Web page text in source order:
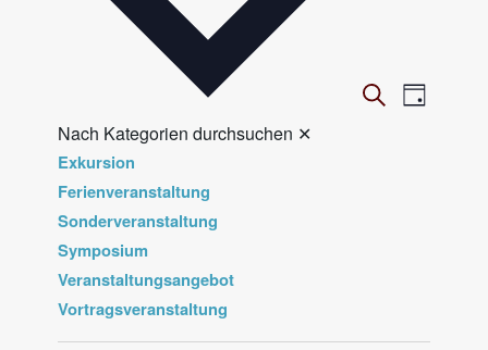
V
SucheTag
Nach Kategorien durchsuchen ✕
Exkursion
Ferienveranstaltung
Sonderveranstaltung
Symposium
Veranstaltungsangebot
Vortragsveranstaltung